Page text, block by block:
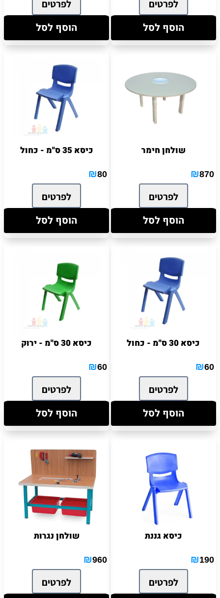
לפרטים
הוסף לסל
לפרטים
הוסף לסל
שולחן חימר
₪870
לפרטים
הוסף לסל
כיסא 35 ס''מ - כחול
₪80
לפרטים
הוסף לסל
כיסא 30 ס''מ - כחול
₪60
לפרטים
הוסף לסל
כיסא 30 ס''מ - ירוק
₪60
לפרטים
הוסף לסל
כיסא גננת
₪190
לפרטים
שולחן נגרות
₪960
לפרטים